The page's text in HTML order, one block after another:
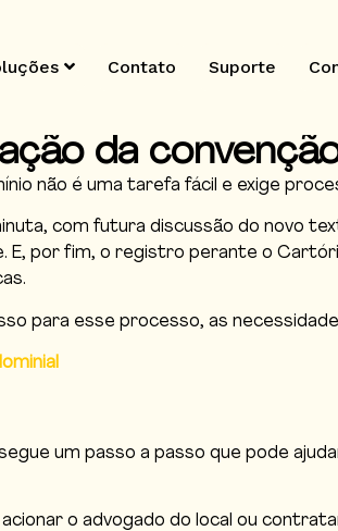
Contato Suporte
da
não é uma tarefa fácil e exige
com futura discussão do novo
E, por fim, o registro perante o
para esse processo, as
um passo a passo que pode
o advogado do local ou